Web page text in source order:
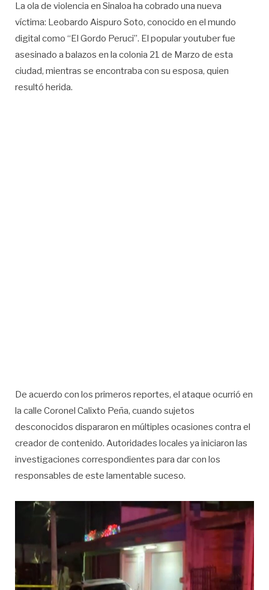
La ola de violencia en Sinaloa ha cobrado una nueva
víctima: Leobardo Aispuro Soto, conocido en el mundo
digital como “El Gordo Peruci”. El popular youtuber fue
asesinado a balazos en la colonia 21 de Marzo de esta
ciudad, mientras se encontraba con su esposa, quien
resultó herida.
De acuerdo con los primeros reportes, el ataque ocurrió en
la calle Coronel Calixto Peña, cuando sujetos
desconocidos dispararon en múltiples ocasiones contra el
creador de contenido. Autoridades locales ya iniciaron las
investigaciones correspondientes para dar con los
responsables de este lamentable suceso.